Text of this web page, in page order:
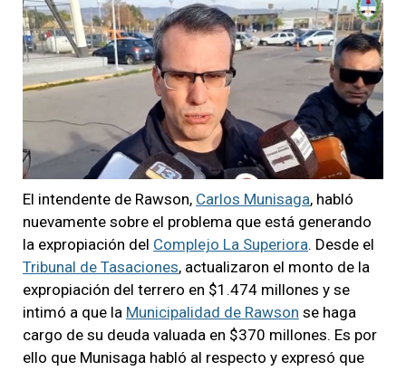
El intendente de Rawson, Carlos Munisaga, habló
nuevamente sobre el problema que está generando
la expropiación del Complejo La Superiora. Desde el
Tribunal de Tasaciones, actualizaron el monto de la
expropiación del terrero en $1.474 millones y se
intimó a que la Municipalidad de Rawson se haga
cargo de su deuda valuada en $370 millones. Es por
ello que Munisaga habló al respecto y expresó que